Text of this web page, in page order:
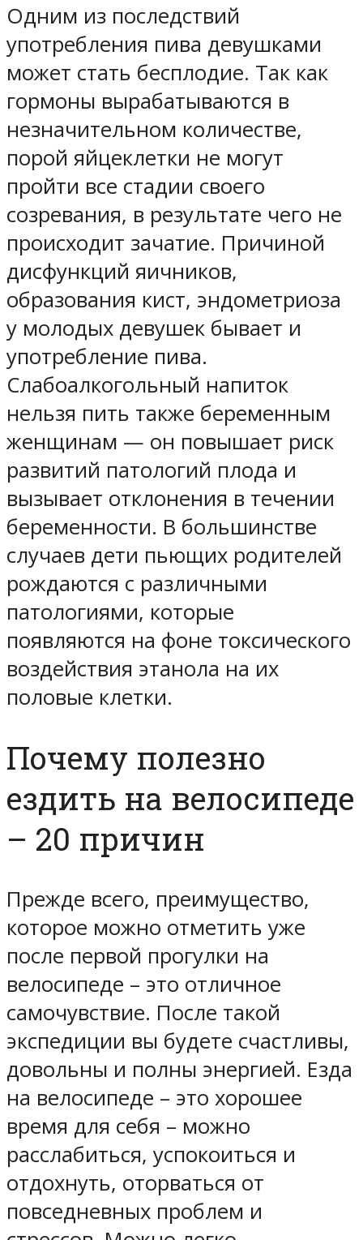
Одним из последствий
употребления пива девушками
может стать бесплодие. Так как
гормоны вырабатываются в
незначительном количестве,
порой яйцеклетки не могут
пройти все стадии своего
созревания, в результате чего не
происходит зачатие. Причиной
дисфункций яичников,
образования кист, эндометриоза
у молодых девушек бывает и
употребление пива.
Слабоалкогольный напиток
нельзя пить также беременным
женщинам — он повышает риск
развитий патологий плода и
вызывает отклонения в течении
беременности. В большинстве
случаев дети пьющих родителей
рождаются с различными
патологиями, которые
появляются на фоне токсического
воздействия этанола на их
половые клетки.
Почему полезно
ездить на велосипеде
– 20 причин
Прежде всего, преимущество,
которое можно отметить уже
после первой прогулки на
велосипеде – это отличное
самочувствие. После такой
экспедиции вы будете счастливы,
довольны и полны энергией. Езда
на велосипеде – это хорошее
время для себя – можно
расслабиться, успокоиться и
отдохнуть, оторваться от
повседневных проблем и